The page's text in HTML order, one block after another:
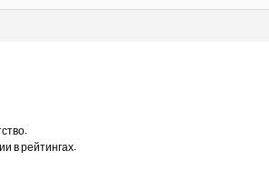
в рейтингах.